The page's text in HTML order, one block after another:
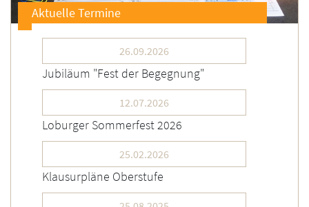
Aktuelle Termine
26.09.2026
Jubiläum "Fest der Begegnung"
12.07.2026
Loburger Sommerfest 2026
25.02.2026
Klausurpläne Oberstufe